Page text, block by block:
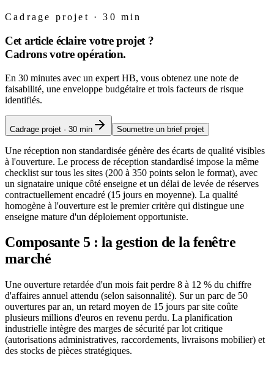
Cadrage projet · 30 min
Cet article éclaire votre projet ?
Cadrons votre opération.
En 30 minutes avec un expert HB, vous obtenez une note de
faisabilité, une enveloppe budgétaire et trois facteurs de risque
identifiés.
Cadrage projet · 30 min Soumettre un brief projet
Une réception non standardisée génère des écarts de qualité visibles
à l'ouverture. Le process de réception standardisé impose la même
checklist sur tous les sites (200 à 350 points selon le format), avec
un signataire unique côté enseigne et un délai de levée de réserves
contractuellement encadré (15 jours en moyenne). La qualité
homogène à l'ouverture est le premier critère qui distingue une
enseigne mature d'un déploiement opportuniste.
Composante 5 : la gestion de la fenêtre
marché
Une ouverture retardée d'un mois fait perdre 8 à 12 % du chiffre
d'affaires annuel attendu (selon saisonnalité). Sur un parc de 50
ouvertures par an, un retard moyen de 15 jours par site coûte
plusieurs millions d'euros en revenu perdu. La planification
industrielle intègre des marges de sécurité par lot critique
(autorisations administratives, raccordements, livraisons mobilier) et
des stocks de pièces stratégiques.